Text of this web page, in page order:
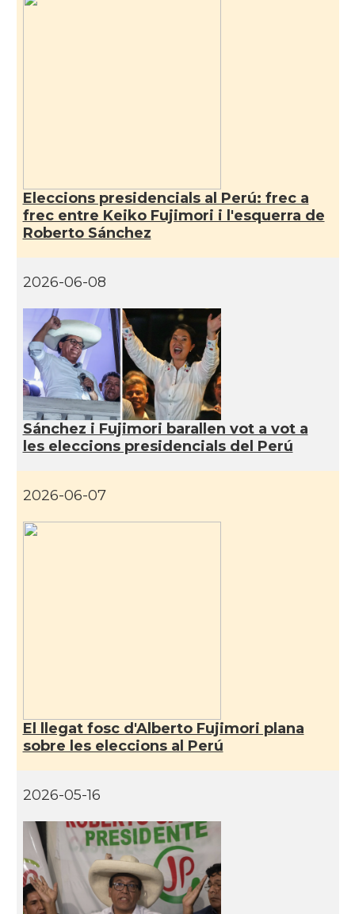
Eleccions presidencials al Perú: frec a
frec entre Keiko Fujimori i l'esquerra de
Roberto Sánchez
2026-06-08
Sánchez i Fujimori barallen vot a vot a
les eleccions presidencials del Perú
2026-06-07
El llegat fosc d'Alberto Fujimori plana
sobre les eleccions al Perú
2026-05-16